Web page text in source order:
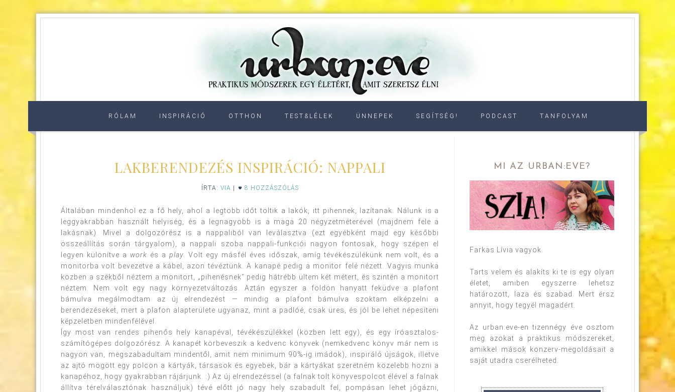
RÓLAM INSPIRÁCIÓ OTTHON TEST&LÉLEK ÜNNEPEK SEGÍTSÉG! PODCAST TANFOLYAM
LAKBERENDEZÉS INSPIRÁCIÓ: NAPPALI
ÍRTA: VIA 8 HOZZÁSZÓLÁS
Általában mindenhol ez a fő hely, ahol a legtöbb időt töltik a lakók, itt pihennek, lazítanak. Nálunk is a
leggyakrabban használt helyiség, és a legnagyobb is a maga 20 négyzetméterével (majdnem fele a
lakásnak). Mivel a dolgozórész is a nappaliból van leválasztva (ezt egyébként majd egy későbbi
összeállítás során tárgyalom), a nappali szoba nappali-funkciói nagyon fontosak, hogy szépen el
legyen különítve a work és aplay . Volt egy másfél éves időszak, amíg tévékészülékünk nem volt, és a
monitorba volt bevezetve a kábel, azon tévéztünk. A kanapé pedig a monitor felé nézett. Vagyis munka
közben a székből néztem a monitort, „pihenésnek” pedig hátrébb ültem két métert, és szintén a monitort
néztem. Nem volt egy nagy környezetváltozás. Aztán egyszer a földön hanyatt feküdve a plafont
bámulva megálmodtam az új elrendezést — mindig a plafont bámulva szoktam elképzelni a
berendezéseket, mert a plafon alapterülete ugyanaz, mint a padlóé, csak üres, és jól be lehet népesíteni
képzeletben mindenfélével.
Így most van rendes pihenős hely kanapéval, tévékészülékkel (közben lett egy), és egy íróasztalos-
számítógépes dolgozórész. A kanapét körbeveszik a kedvenc könyvek (nemkedvenc könyv már nem is
nagyon van, megszabadultam mindentől, amit nem minimum 90%-ig imádok), inspiráló újságok, illetve
az ajtó mögött egy polcon a kártyák, társasok és egyebek, bár a kártyákat szeretném közelebb hozni a
kanapéhoz, hogy gyakrabban rájárjunk. :) Az új elrendezéssel (a falnak tolt könyvespolcot élével a falnak
állítva térelválasztónak használjuk) tévé előtt jó nagy hely szabadult fel, pompásan lehet jógázni,
MI AZ URBAN:EVE?
Farkas Lívia vagyok.
Tarts velem és alakíts ki te is egy olyan
életet, amiben egyszerre lehetsz
határozott, laza és szabad. Mert érsz
annyit, hogy tegyél magadért.
Az urban:eve-en tizennégy éve osztom
meg azokat a praktikus módszereket,
amikkel mások konzerv-megoldásait a
saját utadra cserélheted.